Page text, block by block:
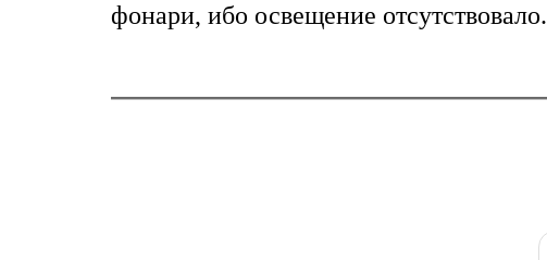
фонари, ибо освещение отсутствовало.